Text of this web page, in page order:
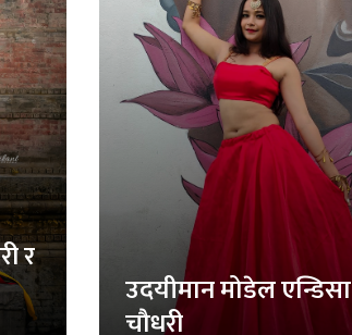
र
उदयीमान मोडेल एन्डिसा
चौधरी